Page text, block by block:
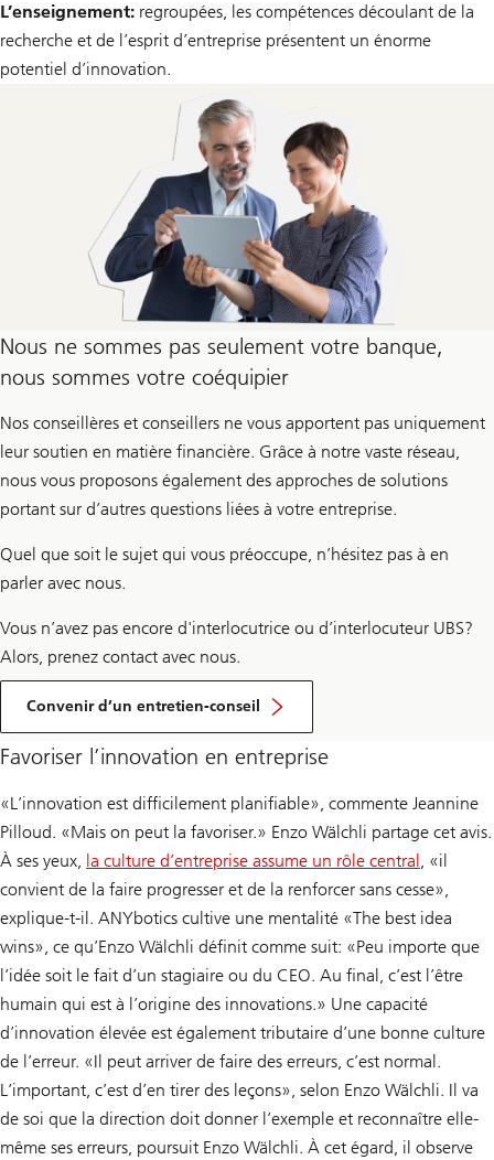
L’enseignement: regroupées, les compétences découlant de la
recherche et de l’esprit d’entreprise présentent un énorme
potentiel d’innovation.
Nous ne sommes pas seulement votre banque,
nous sommes votre coéquipier
Nos conseillères et conseillers ne vous apportent pas uniquement
leur soutien en matière financière. Grâce à notre vaste réseau,
nous vous proposons également des approches de solutions
portant sur d’autres questions liées à votre entreprise.
Quel que soit le sujet qui vous préoccupe, n’hésitez pas à en
parler avec nous.
Vous n’avez pas encore d'interlocutrice ou d’interlocuteur UBS?
Alors, prenez contact avec nous.
Convenir d’un entretien-conseil
Favoriser l’innovation en entreprise
«L’innovation est difficilement planifiable», commente Jeannine
Pilloud. «Mais on peut la favoriser.» Enzo Wälchli partage cet avis.
À ses yeux, la culture d’entreprise assume un rôle central, «il
convient de la faire progresser et de la renforcer sans cesse»,
explique-t-il. ANYbotics cultive une mentalité «The best idea
wins», ce qu’Enzo Wälchli définit comme suit: «Peu importe que
l’idée soit le fait d’un stagiaire ou du CEO. Au final, c’est l’être
humain qui est à l’origine des innovations.» Une capacité
d’innovation élevée est également tributaire d’une bonne culture
de l’erreur. «Il peut arriver de faire des erreurs, c’est normal.
L’important, c’est d’en tirer des leçons», selon Enzo Wälchli. Il va
de soi que la direction doit donner l’exemple et reconnaître elle-
même ses erreurs, poursuit Enzo Wälchli. À cet égard, il observe